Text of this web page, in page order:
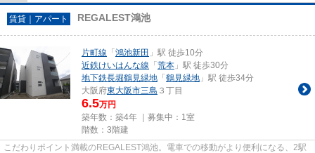
賃貸｜アパート REGALEST鴻池
片町線 「 鴻池新田 」駅 徒歩10分
近鉄けいはんな線 「 荒本 」駅 徒歩30分
地下鉄長堀鶴見緑地 「 鶴見緑地 」駅 徒歩34分
大阪府東大阪市三島 ３丁目
6.5万円
築年数：築4年 ｜募集中： 1室
階数：3階建
こだわりポイント満載のREGALEST鴻池。電車での移動がより便利になる、2駅